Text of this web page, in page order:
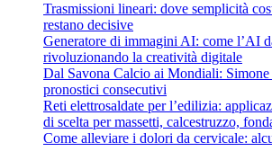
Trasmissioni lineari: dove semplicità
restano decisive
Generatore di immagini AI: come l’AI
rivoluzionando la creatività digitale
Dal Savona Calcio ai Mondiali: Simone
pronostici consecutivi
Reti elettrosaldate per l’edilizia:
di scelta per massetti, calcestruzzo,
Come alleviare i dolori da cervicale: